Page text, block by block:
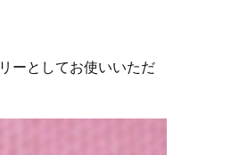
ーとしてお使いいただ